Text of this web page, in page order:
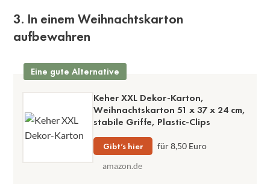
3. In einem Weihnachtskarton
aufbewahren
Eine gute Alternative
Keher XXL Dekor-Karton,
Weihnachtskarton 51 x 37 x 24 cm,
stabile Griffe, Plastic-Clips
Gibt’s hier
für 8,50 Euro
amazon.de